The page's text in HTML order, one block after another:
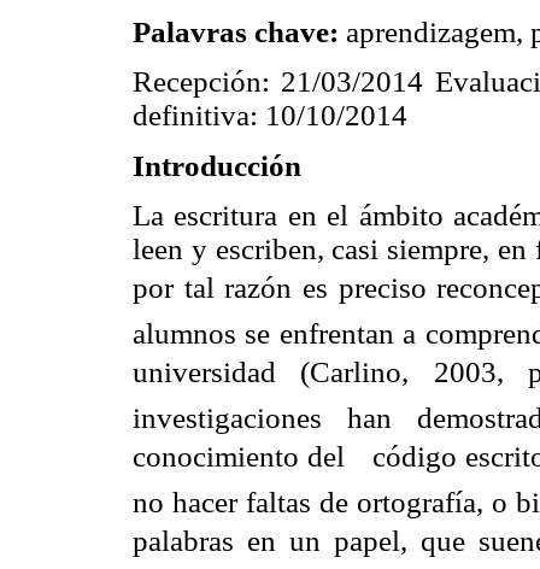
Palavras chave: aprendizagem,
Recepción: 21/03/2014
definitiva: 10/10/2014
Introducción
La escritura en el ámbito
leen y escriben, casi siempre,
por tal razón es preciso
alumnos se enfrentan a
universidad (Carlino,
investigaciones han
conocimiento del código
no hacer faltas de ortografía, o
palabras en un papel, que